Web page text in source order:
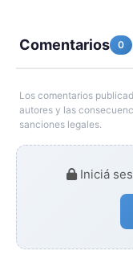
Comentarios 0
Los comentarios
autores y las
sanciones legales.
Iniciá